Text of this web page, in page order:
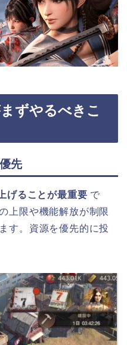
ずやるべきこ
先
げることが最重要 で
上限や機能解放が制限
す。資源を優先的に投